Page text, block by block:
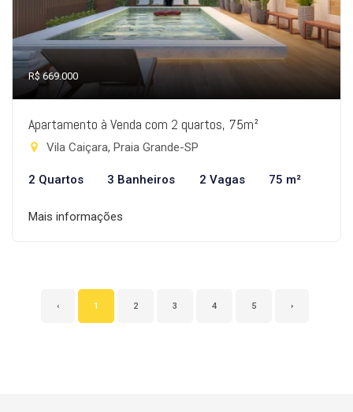
R$ 669.000
Apartamento à Venda com 2 quartos, 75m²
Vila Caiçara, Praia Grande-SP
2 Quartos 3 Banheiros 2 Vagas 75 m²
Mais informações
‹ 1 2 3 4 5 ›